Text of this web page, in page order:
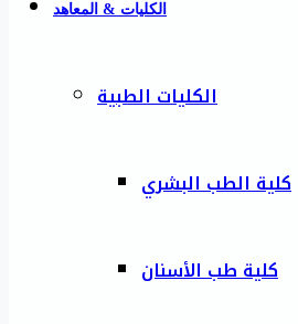
الكليات & المعاهد
الكليات الطبية
كلية الطب البشري
كلية طب الأسنان